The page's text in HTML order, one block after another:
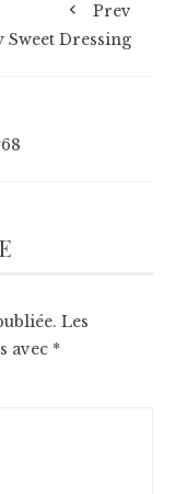
Prev
Sweet Dressing
Les
avec *